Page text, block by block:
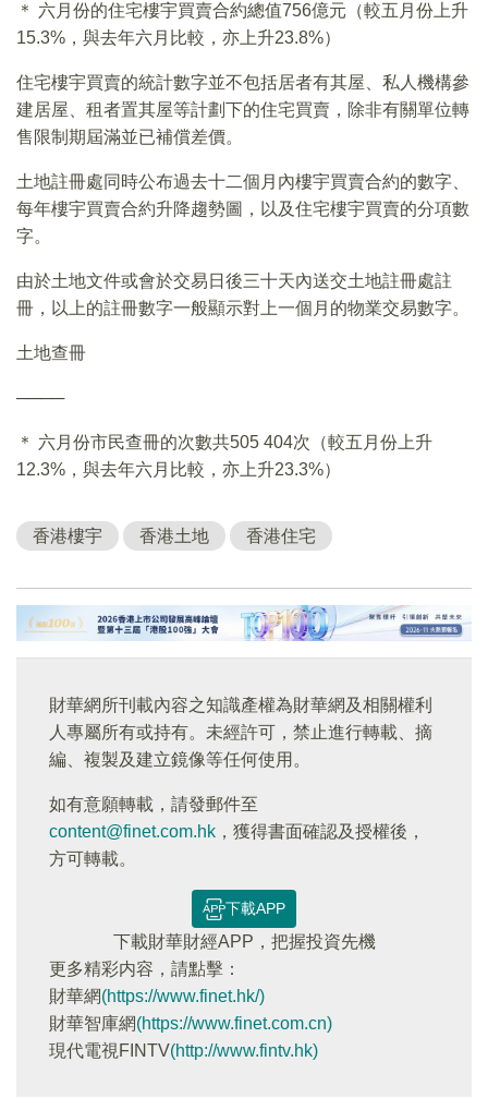
＊ 六月份的住宅樓宇買賣合約總值756億元（較五月份上升
15.3%，與去年六月比較，亦上升23.8%）
住宅樓宇買賣的統計數字並不包括居者有其屋、私人機構參
建居屋、租者置其屋等計劃下的住宅買賣，除非有關單位轉
售限制期屆滿並已補償差價。
土地註冊處同時公布過去十二個月內樓宇買賣合約的數字、
每年樓宇買賣合約升降趨勢圖，以及住宅樓宇買賣的分項數
字。
由於土地文件或會於交易日後三十天內送交土地註冊處註
冊，以上的註冊數字一般顯示對上一個月的物業交易數字。
土地查冊
────
＊ 六月份市民查冊的次數共505 404次（較五月份上升
12.3%，與去年六月比較，亦上升23.3%）
香港樓宇 香港土地 香港住宅
財華網所刊載內容之知識產權為財華網及相關權利
人專屬所有或持有。未經許可，禁止進行轉載、摘
編、複製及建立鏡像等任何使用。
如有意願轉載，請發郵件至
content@finet.com.hk ，獲得書面確認及授權後，
方可轉載。
下載APP
下載財華財經APP，把握投資先機
更多精彩内容，請點擊：
財華網(https://www.finet.hk/)
財華智庫網(https://www.finet.com.cn)
現代電視FINTV(http://www.fintv.hk)